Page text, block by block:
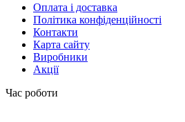
Оплата і доставка
Політика конфіденційності
Контакти
Карта сайту
Виробники
Акції
Час роботи